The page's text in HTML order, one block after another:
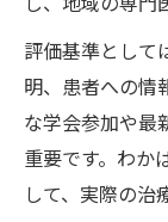
評価基準として
明、患者への情
な学会参加や最
重要です。わか
して、実際の治